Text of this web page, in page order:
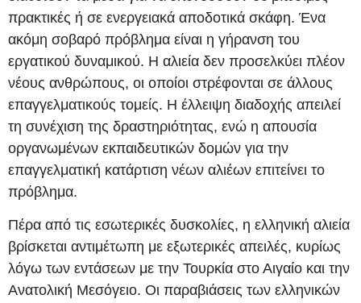
πρακτικές ή σε ενεργειακά αποδοτικά σκάφη. Ένα
ακόμη σοβαρό πρόβλημα είναι η γήρανση του
εργατικού δυναμικού. Η αλιεία δεν προσελκύει πλέον
νέους ανθρώπους, οι οποίοι στρέφονται σε άλλους
επαγγελματικούς τομείς. Η έλλειψη διαδοχής απειλεί
τη συνέχιση της δραστηριότητας, ενώ η απουσία
οργανωμένων εκπαιδευτικών δομών για την
επαγγελματική κατάρτιση νέων αλιέων επιτείνει το
πρόβλημα.
Πέρα από τις εσωτερικές δυσκολίες, η ελληνική αλιεία
βρίσκεται αντιμέτωπη με εξωτερικές απειλές, κυρίως
λόγω των εντάσεων με την Τουρκία στο Αιγαίο και την
Ανατολική Μεσόγειο. Οι παραβιάσεις των ελληνικών